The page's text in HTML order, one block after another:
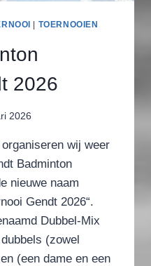
TOERNOOIEN
2026
2026
wij weer
Badminton
nieuwe naam
Gendt 2026“.
Dubbel-Mix
(zowel
(een dame en een